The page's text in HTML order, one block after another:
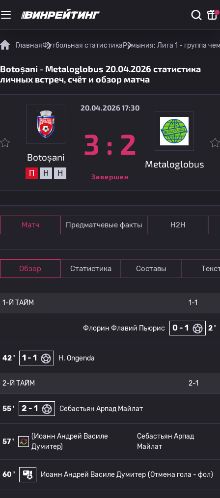
ГлавнаяФутбольная статистикаРумыния: Лига 1 - группа
Botoșani - Metaloglobus 20.04.2026 статистика
личных встреч, счёт и обзор матча
Botoșani
П Н Н
20.04.2026 17:30
3 : 2
Завершен
Metaloglobus
Матч Предматчевые факты Н2Н
Обзор Статистика Составы
1-Й ТАЙМ 1-1
2 '
0 - 1
Флорин Флавий Пьюрис
42 ' 1 - 1 H. Ongenda
2-Й ТАЙМ 2-1
55 ' 2 - 1 Себастьян Арпад Майлат
57 '
(Иоанн Андрей Василе
Думитер)
Себастьян Арпад
Майлат
60 ' Иоанн Андрей Василе Думитер (Отмена гола - фол)